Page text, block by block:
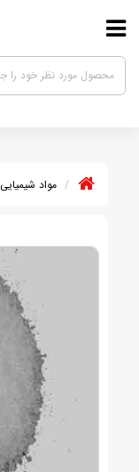
مواد شیمیایی